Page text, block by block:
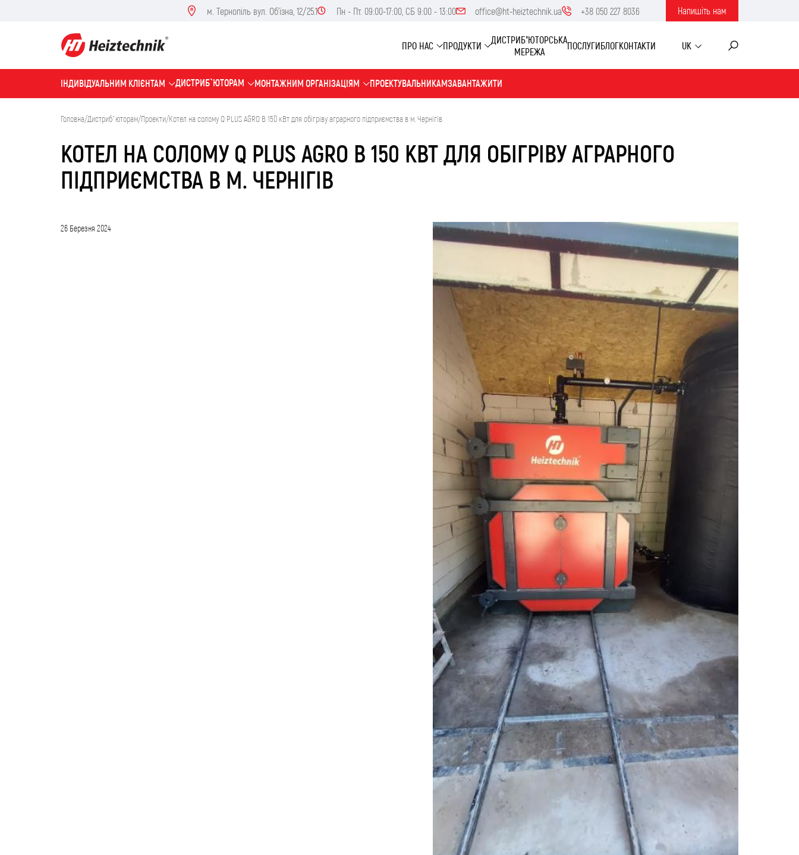
м. Тернопіль вул. Об'їзна, 12/25.1 Пн - Пт. 09:00-17:00, СБ 9:00 - 13:00 office@ht-heiztechnik.ua +38 050 227 8036 Напишiть нам
ПРО НАС ПРОДУКТИ
ДИСТРИБ’ЮТОРСЬКА
МЕРЕЖА
ПОСЛУГИБЛОГКОНТАКТИ UK
IНДИВІДУАЛЬНИМ КЛІЄНТАМ ДИСТРИБ`ЮТОРАМ МОНТАЖНИМ ОРГАНІЗАЦІЯМ ПРОЕКТУВАЛЬНИКАМЗАВАНТАЖИТИ
Головна/Дистриб`юторам/Проекти/Котел на солому Q PLUS AGRO В 150 кВт для обігріву аграрного підприємства в м. Чернігів
КОТЕЛ НА СОЛОМУ Q PLUS AGRO В 150 КВТ ДЛЯ ОБІГРІВУ АГРАРНОГО
ПІДПРИЄМСТВА В М. ЧЕРНІГІВ
26 Березня 2024